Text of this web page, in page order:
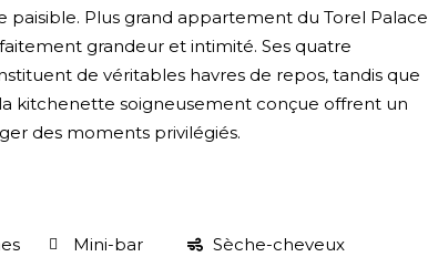
paisible. Plus grand appartement du Torel Palace
grandeur et intimité. Ses quatre
de véritables havres de repos, tandis que
kitchenette soigneusement conçue offrent un
des moments privilégiés.
Mini-bar
Sèche-cheveux